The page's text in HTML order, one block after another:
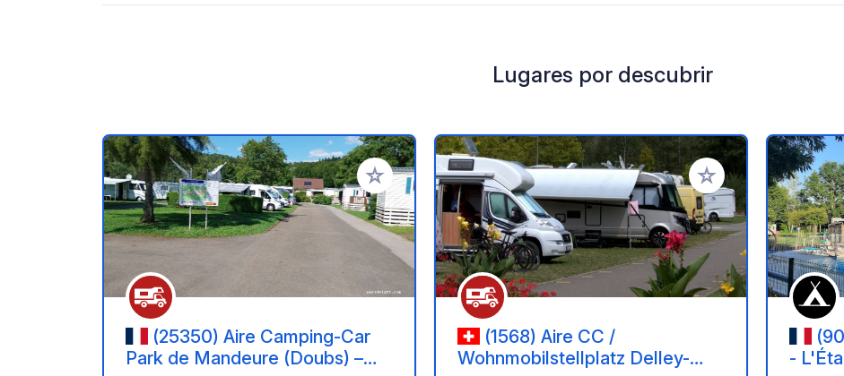
Lugares por descubrir
Añadir a tus favoritos
(25350) Aire Camping-Car
Park de Mandeure (Doubs) –
Añadir a tus favoritos
(1568) Aire CC /
Wohnmobilstellplatz Delley-
-